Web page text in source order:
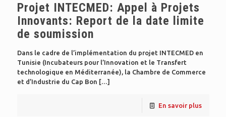
Projet INTECMED: Appel à Projets
Innovants: Report de la date limite
de soumission
Dans le cadre de l’implémentation du projet INTECMED en
Tunisie (Incubateurs pour l’Innovation et le Transfert
technologique en Méditerranée), la Chambre de Commerce
et d’Industrie du Cap Bon […]
En savoir plus